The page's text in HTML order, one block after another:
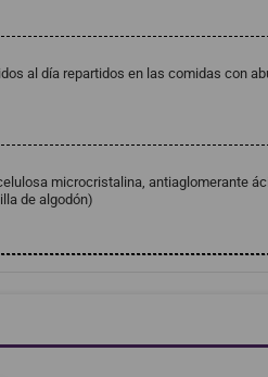
al día repartidos en las comidas con
microcristalina, antiaglomerante
de algodón)